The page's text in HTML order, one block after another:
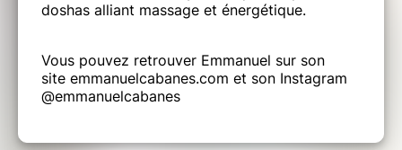
LA NOURRITURE
avec des produits frais, biologiques et de
préférence avec des légumes de saison.
doshas alliant massage et énergétique.
Vous pouvez retrouver Emmanuel sur son
site emmanuelcabanes.com et son Instagram
@emmanuelcabanes